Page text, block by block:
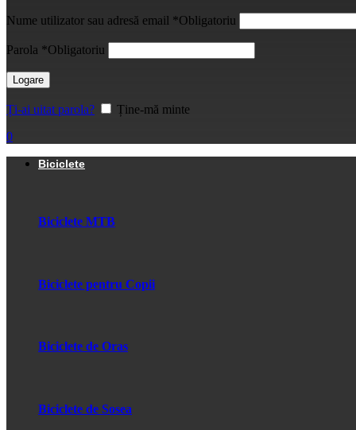
Nume utilizator sau adresă email *Obligatoriu
Parola *Obligatoriu
Logare
Ți-ai uitat parola?
Ține-mă minte
0
Biciclete
Biciclete MTB
Biciclete pentru Copii
Biciclete de Oras
Biciclete de Sosea